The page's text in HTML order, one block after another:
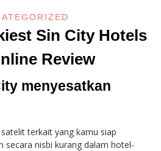
Sin City Hotels
Review
menyesatkan
terkait yang kamu siap
secara nisbi kurang dalam hotel-